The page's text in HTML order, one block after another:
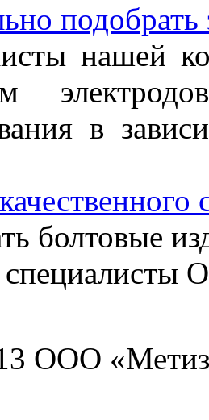
подобрать
нашей
в
болтовые
ООО